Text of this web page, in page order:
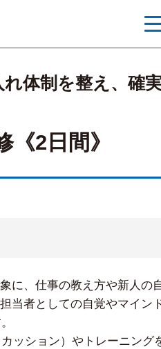
体制を整え、確
《2日間》
に、仕事の教え方や新人の
当者としての自覚やマイン
ッション）やトレーニング